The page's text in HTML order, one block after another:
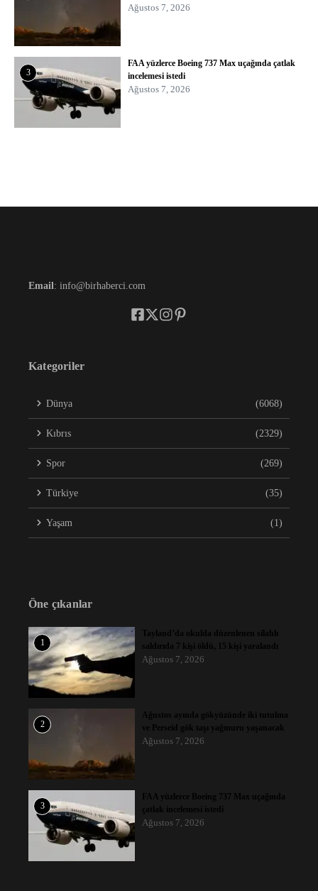
Ağustos 7, 2026
3
FAA yüzlerce Boeing 737 Max uçağında çatlak
incelemesi istedi
Ağustos 7, 2026
Email : info@birhaberci.com
Kategoriler
Dünya (6068)
Kıbrıs (2329)
Spor (269)
Türkiye (35)
Yaşam (1)
Öne çıkanlar
1
Tayland’da okulda düzenlenen silahlı
saldırıda 7 kişi öldü, 15 kişi yaralandı
Ağustos 7, 2026
2
Ağustos ayında gökyüzünde iki tutulma
ve Perseid gök taşı yağmuru yaşanacak
Ağustos 7, 2026
3
FAA yüzlerce Boeing 737 Max uçağında
çatlak incelemesi istedi
Ağustos 7, 2026